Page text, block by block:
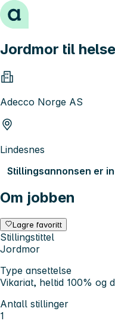
Hopp til innhold
Jordmor til
Adecco Norge AS
Lindesnes
Stillingsannonsen er
Om jobben
Lagre favoritt
Stillingstittel
Jordmor
Type ansettelse
Vikariat, heltid 100% og
Antall stillinger
1